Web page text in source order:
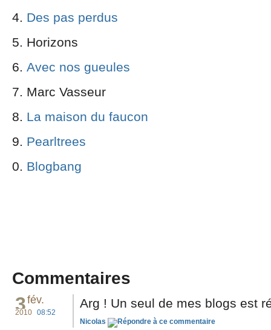
Des pas perdus
Horizons
Avec nos gueules
Marc Vasseur
La maison du faucon
Pearltrees
Blogbang
Commentaires
3fév.
2010 08:52
Arg ! Un seul de mes blogs est
Nicolas